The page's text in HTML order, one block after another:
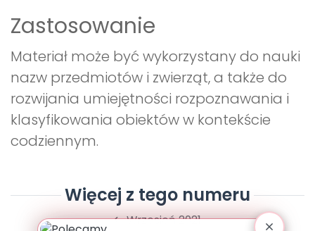
Zastosowanie
Materiał może być wykorzystany do nauki
nazw przedmiotów i zwierząt, a także do
rozwijania umiejętności rozpoznawania i
klasyfikowania obiektów w kontekście
codziennym.
Więcej z tego numeru
Wrzesień 2021